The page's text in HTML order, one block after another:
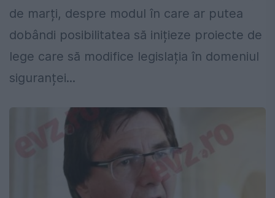
de marți, despre modul în care ar putea
dobândi posibilitatea să inițieze proiecte de
lege care să modifice legislația în domeniul
siguranței...